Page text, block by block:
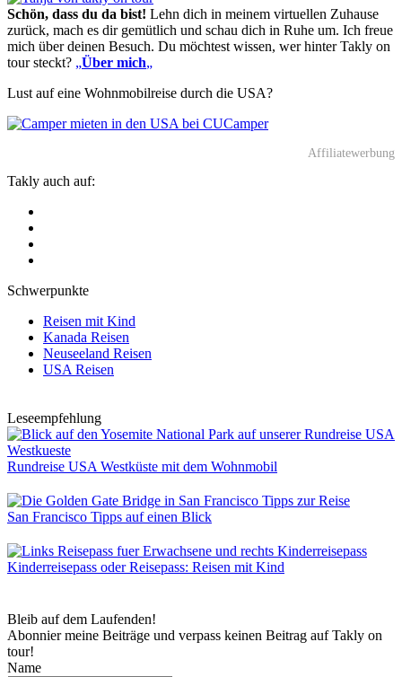
Schön, dass du da bist! Lehn dich in meinem virtuellen Zuhause
zurück, mach es dir gemütlich und schau dich in Ruhe um. Ich freue
mich über deinen Besuch. Du möchtest wissen, wer hinter Takly on
tour steckt? „Über mich„
Lust auf eine Wohnmobilreise durch die USA?
Affiliatewerbung
Takly auch auf:
Schwerpunkte
Reisen mit Kind
Kanada Reisen
Neuseeland Reisen
USA Reisen
Leseempfehlung
Rundreise USA Westküste mit dem Wohnmobil
San Francisco Tipps auf einen Blick
Kinderreisepass oder Reisepass: Reisen mit Kind
Bleib auf dem Laufenden!
Abonnier meine Beiträge und verpass keinen Beitrag auf Takly on
tour!
Name